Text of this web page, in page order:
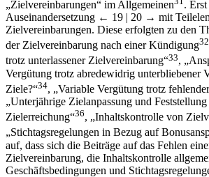
„Zielvereinbarungen“ im Allgemeinen
.
Auseinandersetzung ← 19 | 20 → mit
Zielvereinbarungen. Diese erfolgten zu den
der Zielvereinbarung nach einer Kündigung32
trotz unterlassener Zielvereinbarung“33,
Vergütung trotz abredewidrig unterbliebener
Ziele?“34, „Variable Vergütung trotz
„Unterjährige Zielanpassung und Feststellung
Zielerreichung“36, „Inhaltskontrolle von
„Stichtagsregelungen in Bezug auf
auf, dass sich die Beiträge auf das Fehlen
Zielvereinbarung, die Inhaltskontrolle
Geschäftsbedingungen und